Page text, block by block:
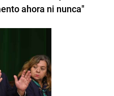
ahora ni nunca"